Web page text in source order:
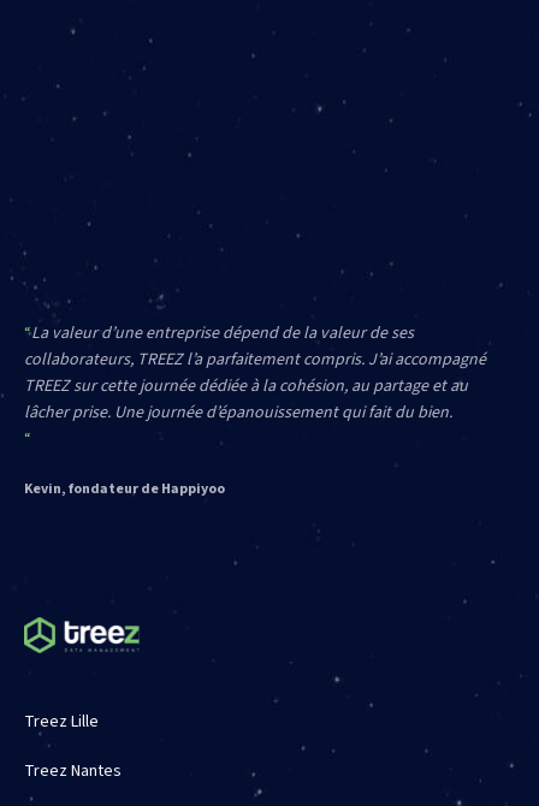
La valeur d’une entreprise dépend de la valeur de ses
collaborateurs, TREEZ l’a parfaitement compris. J’ai accompagné
TREEZ sur cette journée dédiée à la cohésion, au partage et au
lâcher prise. Une journée d’épanouissement qui fait du bien.
Kevin, fondateur de Happiyoo
Treez Lille
Treez Nantes